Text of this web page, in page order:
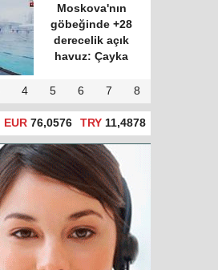
Moskova'nın
göbeğinde +28
derecelik açık
havuz: Çayka
4 5 6 7 8
EUR 76,0576 TRY 11,4878